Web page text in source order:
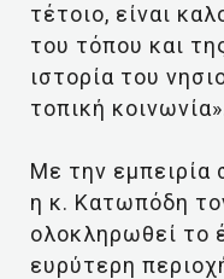
τέτοιο, είναι
του τόπου και
ιστορία του
τοπική
Με την εμπειρία
η κ. Κατωπόδη
ολοκληρωθεί το
ευρύτερη